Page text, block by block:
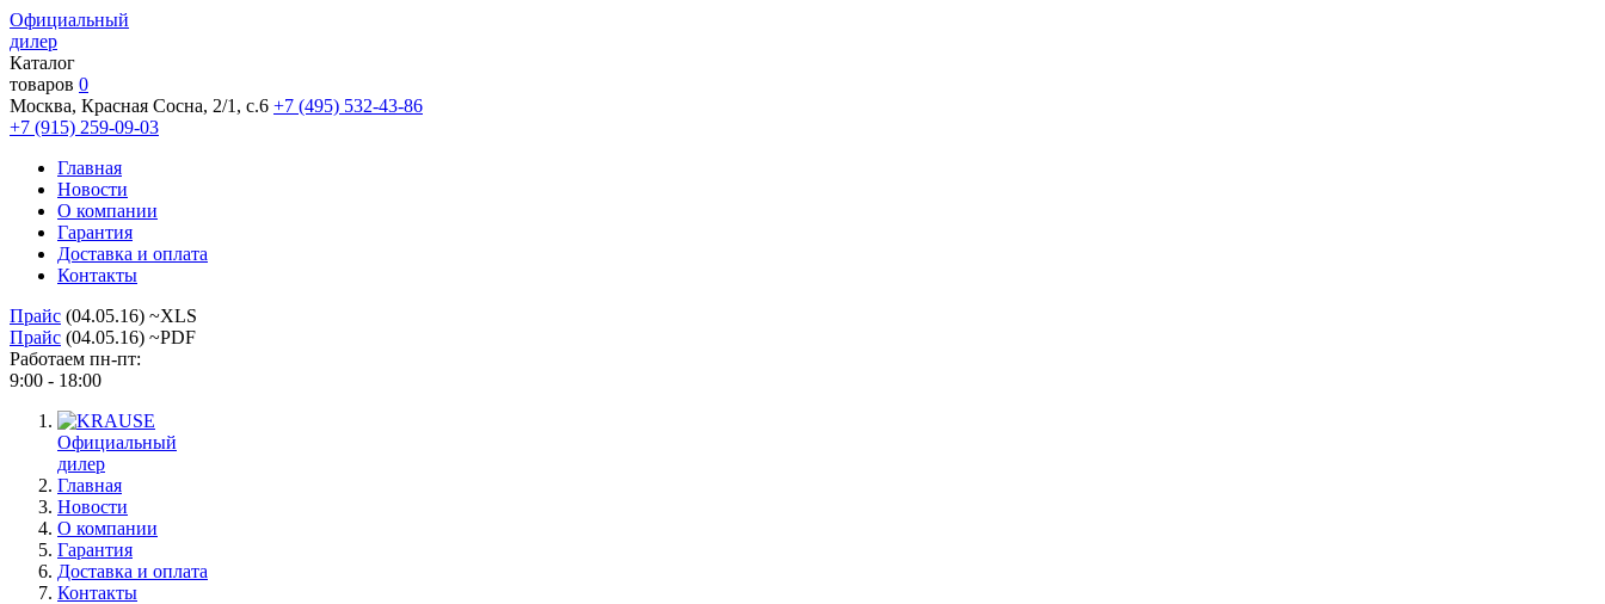
Официальный
дилер
Каталог
товаров 0
Москва, Красная Сосна, 2/1, с.6 +7 (495) 532-43-86
+7 (915) 259-09-03
Главная
Новости
О компании
Гарантия
Доставка и оплата
Контакты
Прайс (04.05.16) ~XLS
Прайс (04.05.16) ~PDF
Работаем пн-пт:
9:00 - 18:00
Официальный
дилер
Главная
Новости
О компании
Гарантия
Доставка и оплата
Контакты